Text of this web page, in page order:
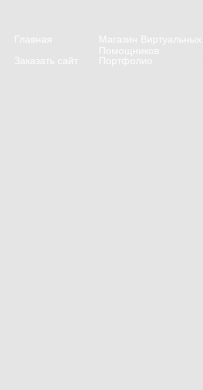
Главная
Магазин Виртуальных
Помощников
Заказать сайт
Портфолио